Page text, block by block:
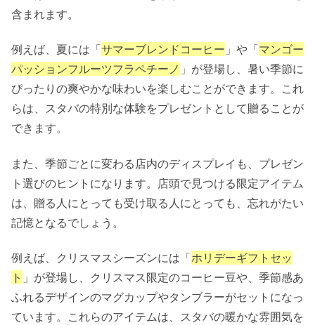
含まれます。
例えば、夏には「サマーブレンドコーヒー 」や「マンゴー
パッションフルーツフラペチーノ 」が登場し、暑い季節に
ぴったりの爽やかな味わいを楽しむことができます。これ
らは、スタバの特別な体験をプレゼントとして贈ることが
できます。
また、季節ごとに変わる店内のディスプレイも、プレゼン
ト選びのヒントになります。店頭で見つける限定アイテム
は、贈る人にとっても受け取る人にとっても、忘れがたい
記憶となるでしょう。
例えば、クリスマスシーズンには「ホリデーギフトセッ
ト 」が登場し、クリスマス限定のコーヒー豆や、季節感あ
ふれるデザインのマグカップやタンブラーがセットになっ
ています。これらのアイテムは、スタバの暖かな雰囲気を